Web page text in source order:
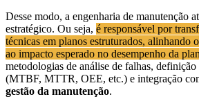
Desse modo, a engenharia de manutenção
estratégico. Ou seja, é responsável por
técnicas em planos estruturados, alinhando
ao impacto esperado no desempenho da
metodologias de análise de falhas,
(MTBF, MTTR, OEE, etc.) e integração
gestão da manutenção.